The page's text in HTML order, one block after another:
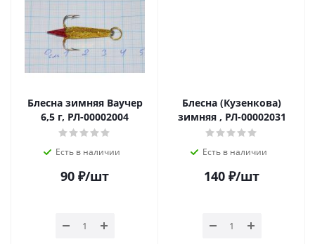
Блесна зимняя Ваучер
6,5 г, РЛ-00002004
Есть в наличии
90 ₽/шт
Блесна (Кузенкова)
зимняя , РЛ-00002031
Есть в наличии
140 ₽/шт